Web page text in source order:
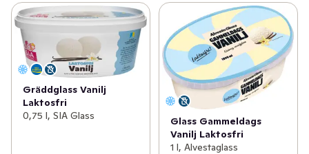
Gräddglass Vanilj
Laktosfri
0,75 l, SIA Glass
Glass Gammeldags
Vanilj Laktosfri
1 l, Alvestaglass